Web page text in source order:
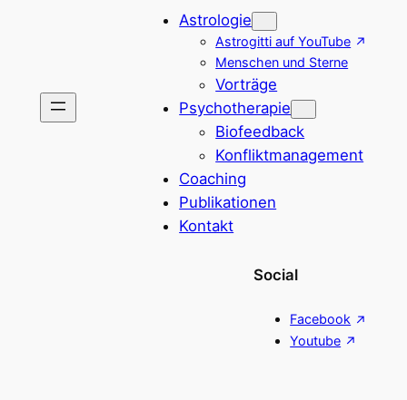
Astrologie
Astrogitti auf YouTube
Menschen und Sterne
Vorträge
Psychotherapie
Biofeedback
Konfliktmanagement
Coaching
Publikationen
Kontakt
Social
Facebook
Youtube